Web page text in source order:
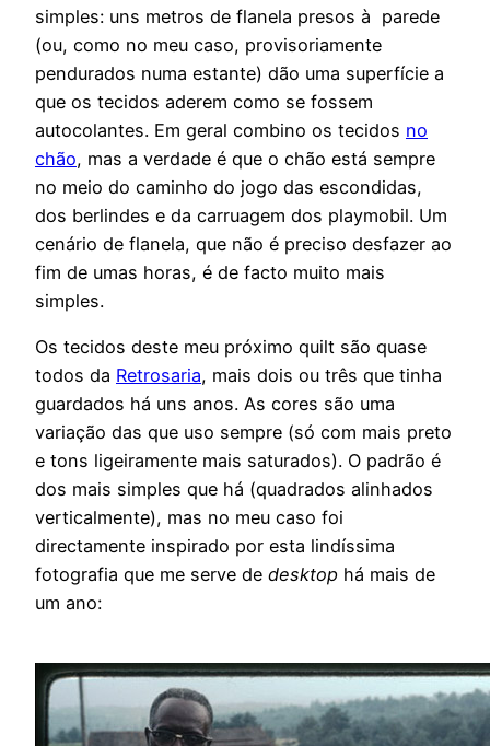
simples: uns metros de flanela presos à parede
(ou, como no meu caso, provisoriamente
pendurados numa estante) dão uma superfície a
que os tecidos aderem como se fossem
autocolantes. Em geral combino os tecidos no
chão, mas a verdade é que o chão está sempre
no meio do caminho do jogo das escondidas,
dos berlindes e da carruagem dos playmobil. Um
cenário de flanela, que não é preciso desfazer ao
fim de umas horas, é de facto muito mais
simples.
Os tecidos deste meu próximo quilt são quase
todos da Retrosaria, mais dois ou três que tinha
guardados há uns anos. As cores são uma
variação das que uso sempre (só com mais preto
e tons ligeiramente mais saturados). O padrão é
dos mais simples que há (quadrados alinhados
verticalmente), mas no meu caso foi
directamente inspirado por esta lindíssima
fotografia que me serve de desktop há mais de
um ano: